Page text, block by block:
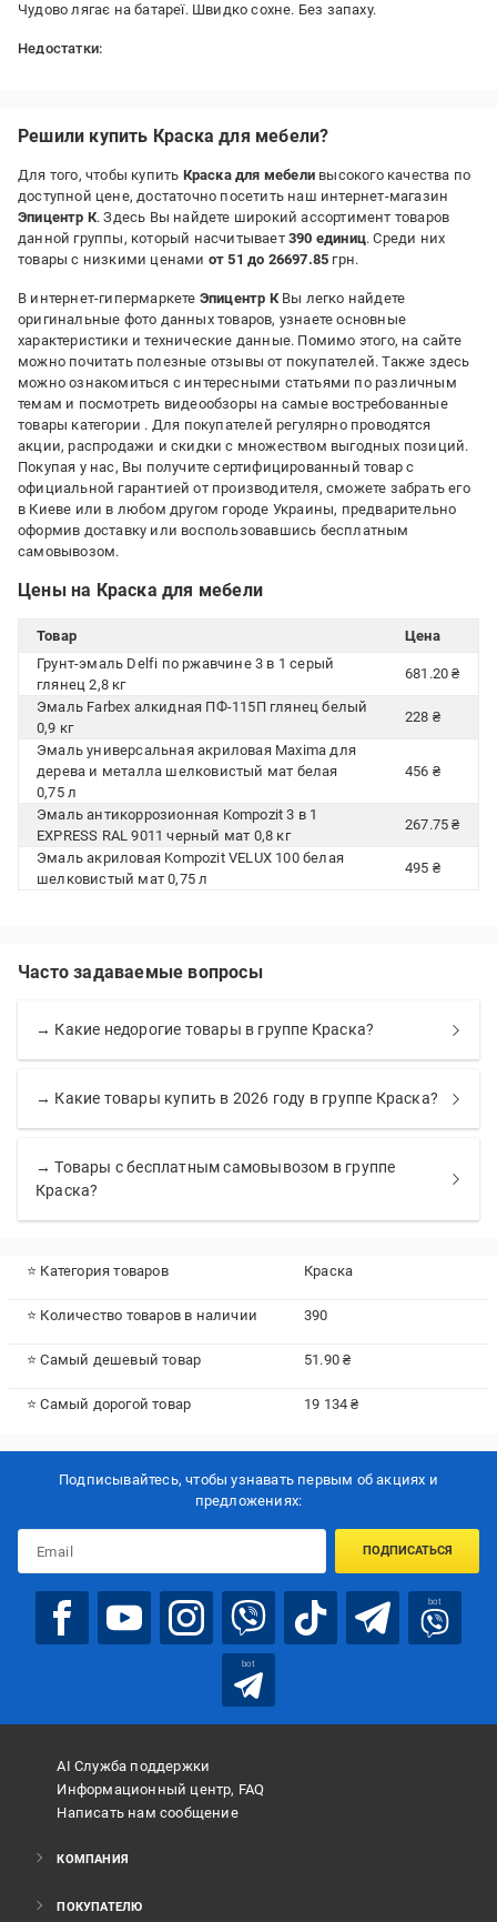
Чудово лягає на батареї. Швидко сохне. Без запаху.
Недостатки:
Решили купить Краска для мебели?
Для того, чтобы купить Краска для мебели высокого качества по
доступной цене, достаточно посетить наш интернет-магазин
Эпицентр К. Здесь Вы найдете широкий ассортимент товаров
данной группы, который насчитывает 390 единиц. Среди них
товары с низкими ценами от 51 до 26697.85 грн.
В интернет-гипермаркете Эпицентр КВы легко найдете
оригинальные фото данных товаров, узнаете основные
характеристики и технические данные. Помимо этого, на сайте
можно почитать полезные отзывы от покупателей. Также здесь
можно ознакомиться с интересными статьями по различным
темам и посмотреть видеообзоры на самые востребованные
товары категории . Для покупателей регулярно проводятся
акции, распродажи и скидки с множеством выгодных позиций.
Покупая у нас, Вы получите сертифицированный товар с
официальной гарантией от производителя, сможете забрать его
в Киеве или в любом другом городе Украины, предварительно
оформив доставку или воспользовавшись бесплатным
самовывозом.
Цены на Краска для мебели
Товар
Цена
Грунт-эмаль Delfi по ржавчине 3 в 1 серый
глянец 2,8 кг
681.20 ₴
Эмаль Farbex алкидная ПФ-115П глянец белый
0,9 кг
228 ₴
Эмаль универсальная акриловая Maxima для
дерева и металла шелковистый мат белая
0,75 л
456 ₴
Эмаль антикоррозионная Kompozit 3 в 1
EXPRESS RAL 9011 черный мат 0,8 кг
267.75 ₴
Эмаль акриловая Kompozit VELUX 100 белая
шелковистый мат 0,75 л
495 ₴
Часто задаваемые вопросы
→ Какие недорогие товары в группе Краска?
→ Какие товары купить в 2026 году в группе Краска?
→ Товары с бесплатным самовывозом в группе
Краска?
⭐ Категория товаров Краска
⭐ Количество товаров в наличии 390
⭐ Самый дешевый товар 51.90 ₴
⭐ Самый дорогой товар 19 134 ₴
Подписывайтесь, чтобы узнавать первым об акцияx и
предложениях:
ПОДПИСАТЬСЯ
bot
bot
AI Служба поддержки
Информационный центр, FAQ
Написать нам сообщение
КОМПАНИЯ
ПОКУПАТЕЛЮ